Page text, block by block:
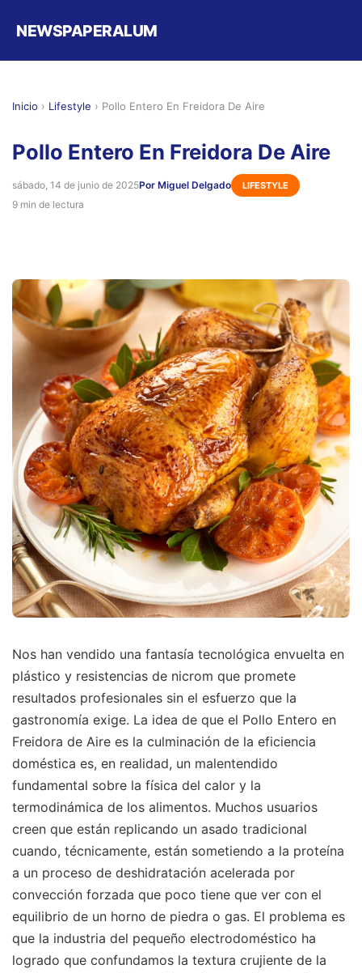
NEWSPAPERALUM
Inicio › Lifestyle › Pollo Entero En Freidora De Aire
Pollo Entero En Freidora De Aire
sábado, 14 de junio de 2025Por Miguel Delgado LIFESTYLE
9 min de lectura
Nos han vendido una fantasía tecnológica envuelta en
plástico y resistencias de nicrom que promete
resultados profesionales sin el esfuerzo que la
gastronomía exige. La idea de que el Pollo Entero en
Freidora de Aire es la culminación de la eficiencia
doméstica es, en realidad, un malentendido
fundamental sobre la física del calor y la
termodinámica de los alimentos. Muchos usuarios
creen que están replicando un asado tradicional
cuando, técnicamente, están sometiendo a la proteína
a un proceso de deshidratación acelerada por
convección forzada que poco tiene que ver con el
equilibrio de un horno de piedra o gas. El problema es
que la industria del pequeño electrodoméstico ha
logrado que confundamos la textura crujiente de la